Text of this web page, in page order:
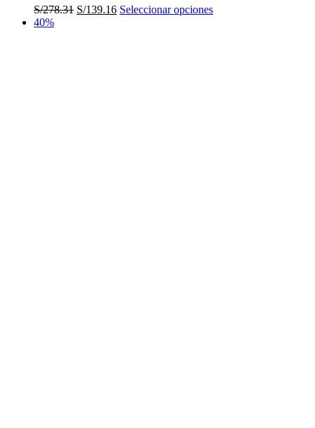
S/278.31 El
S/139.16ElSeleccionar opcionesEste
40%